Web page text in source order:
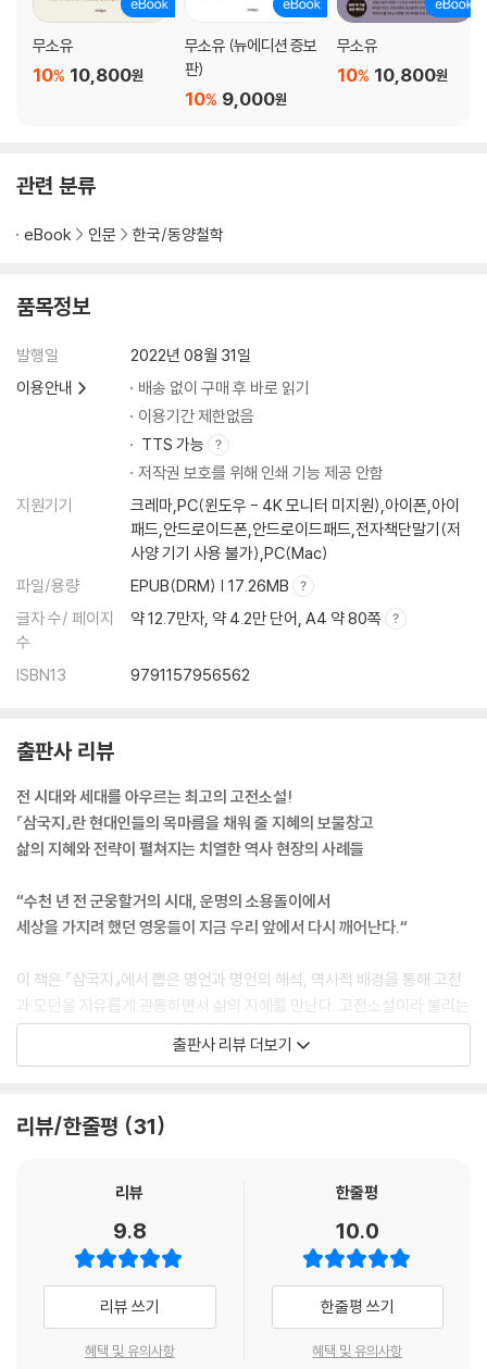
초가집을 세 번 방문한다
물고기가 물을 만난 듯
몸을 의탁할 곳
신발을 거꾸로 신고 나가 맞이하다
4. 모든 것이 다 준비되었는데 동풍이 없다
까마귀가 모인 듯 질서 없이 모인 병졸
썩지 않은 세 치 혀
자기 몸을 상해 가면서까지 꾸며 내는 계책
마음의 큰 병
모든 것이 다 준비되었는데 동풍이 없다
한 수도 제대로 펼치지 못하다
5. 주유를 낳으시고 어찌 제갈량을 또 낳으셨습니까
연못 속의 동물이 아니다
부인도 잃고 병사도 잃고
주유를 낳으시고 어찌 제갈량을 또 낳으셨습니까
그때그때 처한 뜻밖의 일을 재빨리 알맞게 대처한다
부드러움으로 강함을 이긴다
섶을 지고 불에 뛰어든다
칼에 피 한 방울 묻히지 않다
이름은 헛되이 전해지는 법이 없다
하나만 알고 둘은 모른다
장수가 밖에 있을 때는 듣지 않아도 되는 군주의 명이 있다
자리를 잘라 나누어 앉다
기를 눕히고 북을 치지 않다
배짱이 두둑하다
7. 먹자니 맛이 없고 버리자니 아깝다
먹자니 맛이 없고 버리자니 아깝다
하룻강아지 범 무서운 줄 모른다
뼈를 긁어 독을 치료하다
방심하다 형주를 잃다
때를 알고 힘쓰는 자가 진정한 영웅이다
무소유
10,800원
10%
무소유 (뉴에디션 증보
판)
9,000원
10%
무소유
10,800원
10%
관련 분류
eBook 인문 한국/동양철학
품목정보
발행일
2022년 08월 31일
이용안내
배송 없이 구매 후 바로 읽기
이용기간 제한없음
TTS 가능
저작권 보호를 위해 인쇄 기능 제공 안함
지원기기
크레마,PC(윈도우 - 4K 모니터 미지원),아이폰,아이
패드,안드로이드폰,안드로이드패드,전자책단말기(저
사양 기기 사용 불가),PC(Mac)
파일/용량
EPUB(DRM) | 17.26MB
글자 수/ 페이지
수
약 12.7만자, 약 4.2만 단어, A4 약 80쪽
ISBN13 9791157956562
출판사 리뷰
전 시대와 세대를 아우르는 최고의 고전소설!
『삼국지』란 현대인들의 목마름을 채워 줄 지혜의 보물창고
삶의 지혜와 전략이 펼쳐지는 치열한 역사 현장의 사례들
“수천 년 전 군웅할거의 시대, 운명의 소용돌이에서
세상을 가지려 했던 영웅들이 지금 우리 앞에서 다시 깨어난다.“
이 책은 『삼국지』에서 뽑은 명언과 명언의 해석, 역사적 배경을 통해 고전
과 모던을 자유롭게 관통하면서 삶의 지혜를 만난다. 고전소설이라 불리는
것들 중 우리나라에서 가장 많은 마니아층을 확보하고 있는 것은 무엇인
가? 중국 4대기서(四大奇書) 중에서 국문학에 가장 큰 영향을 끼친 작품
지』다.
『삼국지』는 시대를 초월하는 애정과 관심으로 끊임없이 재창작되는 고전
지 수많은 2차 창작물을 가지고 있다. 따라서 이 시대를 살아가는 사람들
중 삼국지라는 말을 들었을 때, 그것이 무엇이냐고 반문할 사람은 많지 않
겠지만 정작 『삼국연의』를 제대로 정독한 사람의 수는 얼마 되지 않을 것
이다. 허나 그것을 단지 현대인이 게으르고 명전을 알아보지 못해서라고
말할 수는 없다. 인간은 지식과 재미에 대한 본능적인 갈망을 가지고 있으
출판사 리뷰 더보기
리뷰/한줄평 31
리뷰
9.8
리뷰 쓰기
혜택 및 유의사항
한줄평
10.0
한줄평 쓰기
혜택 및 유의사항